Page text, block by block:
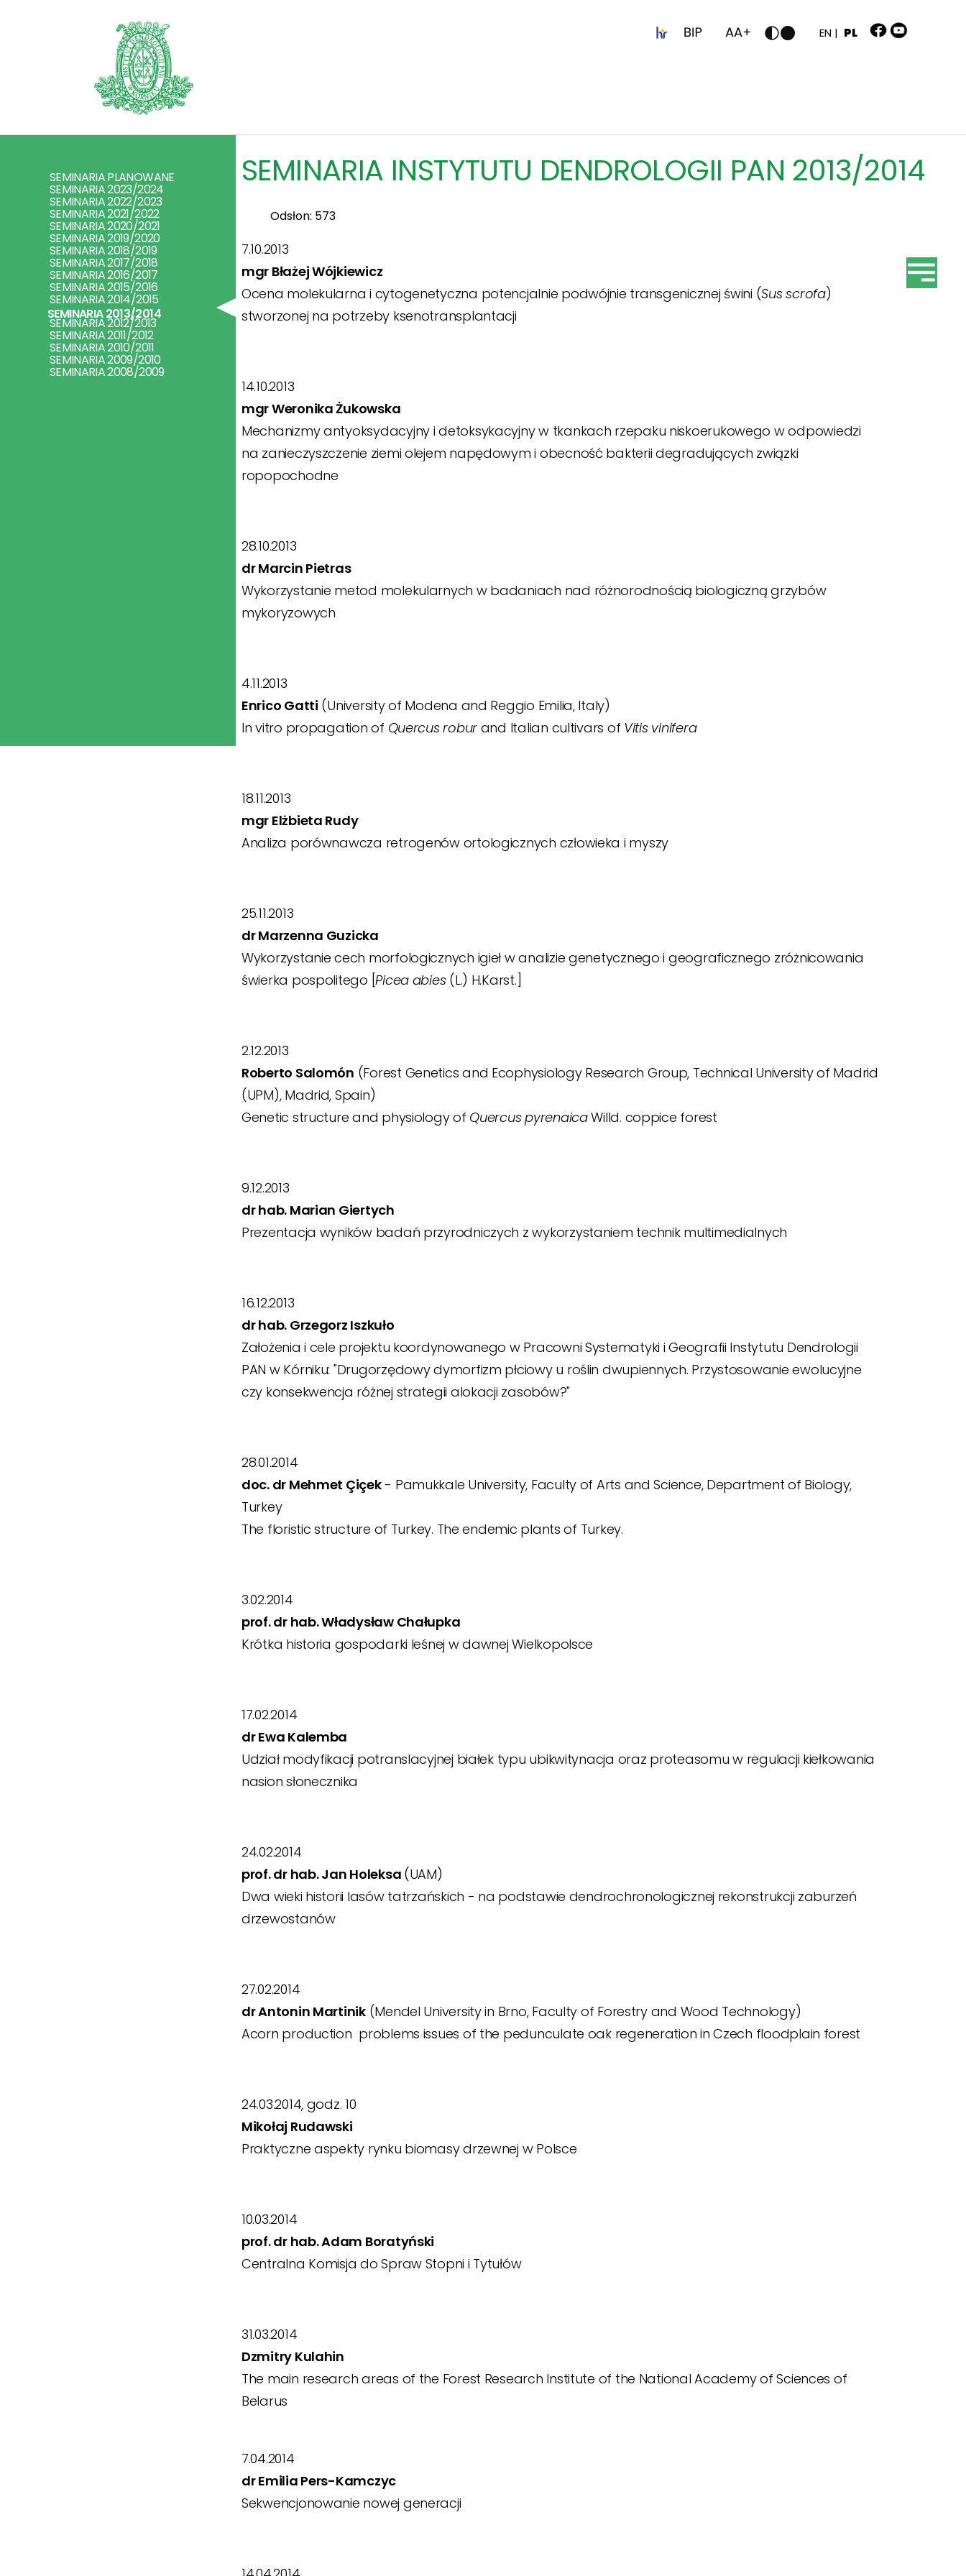
PL
EN |
SEMINARIA PLANOWANE
SEMINARIA 2023/2024
SEMINARIA 2022/2023
SEMINARIA 2021/2022
SEMINARIA 2020/2021
SEMINARIA 2019/2020
SEMINARIA 2018/2019
SEMINARIA 2017/2018
SEMINARIA 2016/2017
SEMINARIA 2015/2016
SEMINARIA 2014/2015
SEMINARIA 2013/2014
SEMINARIA 2012/2013
SEMINARIA 2011/2012
SEMINARIA 2010/2011
SEMINARIA 2009/2010
SEMINARIA 2008/2009
SEMINARIA INSTYTUTU DENDROLOGII PAN 2013/2014
Odsłon: 573
7.10.2013
mgr Błażej Wójkiewicz
Ocena molekularna i cytogenetyczna potencjalnie podwójnie transgenicznej świni (Sus scrofa)
stworzonej na potrzeby ksenotransplantacji
14.10.2013
mgr Weronika Żukowska
Mechanizmy antyoksydacyjny i detoksykacyjny w tkankach rzepaku niskoerukowego w odpowiedzi
na zanieczyszczenie ziemi olejem napędowym i obecność bakterii degradujących związki
ropopochodne
28.10.2013
dr Marcin Pietras
Wykorzystanie metod molekularnych w badaniach nad różnorodnością biologiczną grzybów
mykoryzowych
4.11.2013
Enrico Gatti (University of Modena and Reggio Emilia, Italy)
In vitro propagation of Quercus robur and Italian cultivars of Vitis vinifera
18.11.2013
mgr Elżbieta Rudy
Analiza porównawcza retrogenów ortologicznych człowieka i myszy
25.11.2013
dr Marzenna Guzicka
Wykorzystanie cech morfologicznych igieł w analizie genetycznego i geograficznego zróżnicowania
świerka pospolitego [Picea abies(L.) H.Karst.]
2.12.2013
Roberto Salomón (Forest Genetics and Ecophysiology Research Group, Technical University of Madrid
(UPM), Madrid, Spain)
Genetic structure and physiology of Quercus pyrenaicaWilld. coppice forest
9.12.2013
dr hab. Marian Giertych
Prezentacja wyników badań przyrodniczych z wykorzystaniem technik multimedialnych
16.12.2013
dr hab. Grzegorz Iszkuło
Założenia i cele projektu koordynowanego w Pracowni Systematyki i Geografii Instytutu Dendrologii
PAN w Kórniku: "Drugorzędowy dymorfizm płciowy u roślin dwupiennych. Przystosowanie ewolucyjne
czy konsekwencja różnej strategii alokacji zasobów?"
28.01.2014
doc. dr Mehmet Çiçek- Pamukkale University, Faculty of Arts and Science, Department of Biology,
Turkey
The floristic structure of Turkey. The endemic plants of Turkey.
3.02.2014
prof. dr hab. Władysław Chałupka
Krótka historia gospodarki leśnej w dawnej Wielkopolsce
17.02.2014
dr Ewa Kalemba
Udział modyfikacji potranslacyjnej białek typu ubikwitynacja oraz proteasomu w regulacji kiełkowania
nasion słonecznika
24.02.2014
prof. dr hab. Jan Holeksa (UAM)
Dwa wieki historii lasów tatrzańskich - na podstawie dendrochronologicznej rekonstrukcji zaburzeń
drzewostanów
27.02.2014
dr Antonin Martinik(Mendel University in Brno, Faculty of Forestry and Wood Technology)
Acorn production ­ problems issues of the pedunculate oak regeneration in Czech floodplain forest
24.03.2014, godz. 10
Mikołaj Rudawski
Praktyczne aspekty rynku biomasy drzewnej w Polsce
10.03.2014
prof. dr hab. Adam Boratyński
Centralna Komisja do Spraw Stopni i Tytułów
31.03.2014
Dzmitry Kulahin
The main research areas of the Forest Research Institute of the National Academy of Sciences of
Belarus
7.04.2014
dr Emilia Pers-Kamczyc
Sekwencjonowanie nowej generacji